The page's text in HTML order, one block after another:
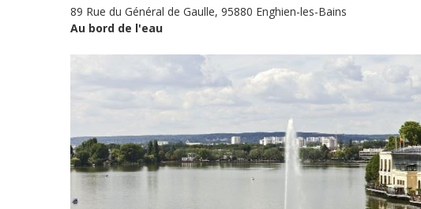
89 Rue du Général de Gaulle, 95880 Enghien-les-Bains
Au bord de l'eau
Nos offres
Contact